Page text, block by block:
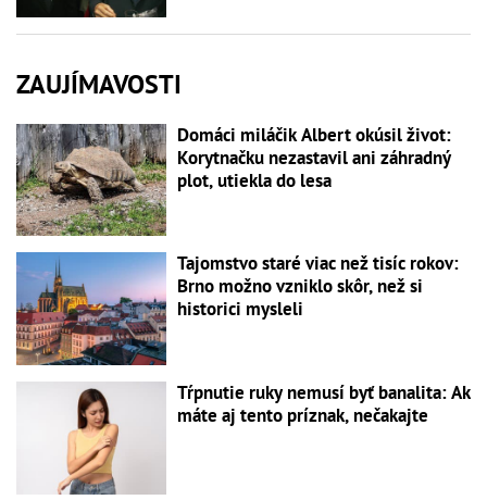
ZAUJÍMAVOSTI
Domáci miláčik Albert okúsil život:
Korytnačku nezastavil ani záhradný
plot, utiekla do lesa
Tajomstvo staré viac než tisíc rokov:
Brno možno vzniklo skôr, než si
historici mysleli
Tŕpnutie ruky nemusí byť banalita: Ak
máte aj tento príznak, nečakajte